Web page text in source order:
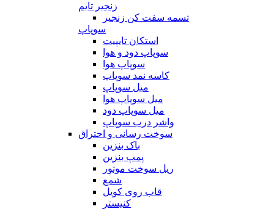
زنجیر تایم
تسمه سفت کن زنجیر
سوپاپ
استکان تایپیت
سوپاپ دود و هوا
سوپاپ هوا
کاسه نمد سوپاپ
میل سوپاپ
میل سوپاپ هوا
میل سوپاپ دود
واشر درب سوپاپ
سوخت رسانی و احتراق
باک بنزین
پمپ بنزین
ریل سوخت موتور
شمع
قاب روی کویل
کنیستر